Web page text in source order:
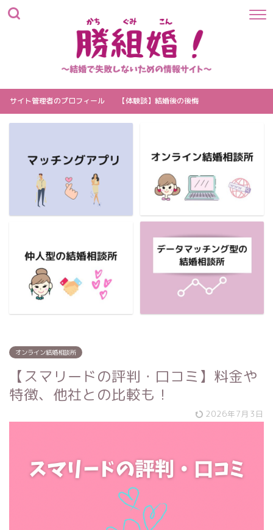
サイト管理者のプロフィール 【体験談】結婚後の後悔
オンライン結婚相談所
【スマリードの評判・口コミ】料金や
特徴、他社との比較も！
2026年7月3日